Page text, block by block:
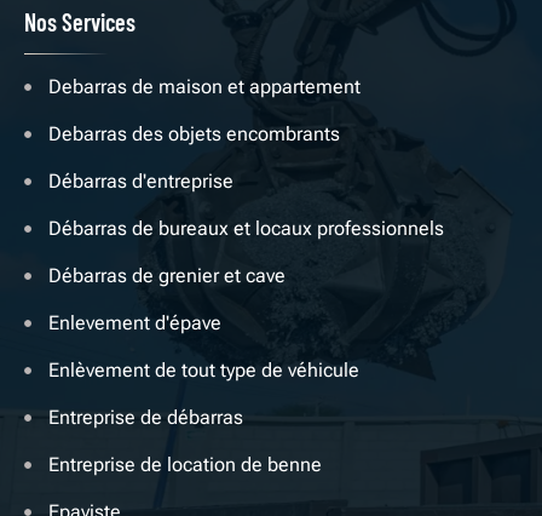
Nos Services
Debarras de maison et appartement
Debarras des objets encombrants
Débarras d'entreprise
Débarras de bureaux et locaux professionnels
Débarras de grenier et cave
Enlevement d'épave
Enlèvement de tout type de véhicule
Entreprise de débarras
Entreprise de location de benne